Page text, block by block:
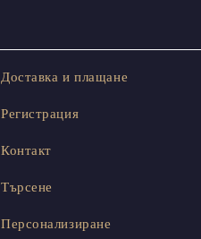
Доставка и плащане
Регистрация
Контакт
Търсене
Персонализиране